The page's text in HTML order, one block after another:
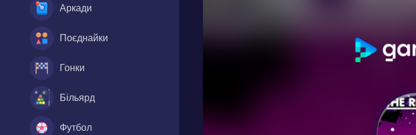
Аркади
Поєднайки
Гонки
Більярд
Футбол